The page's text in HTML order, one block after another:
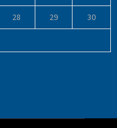
28 29 30